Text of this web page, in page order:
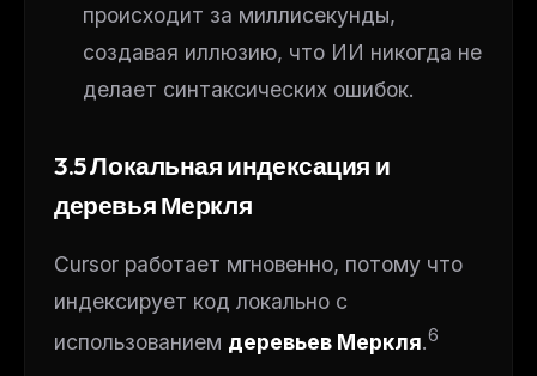
происходит за миллисекунды,
создавая иллюзию, что ИИ никогда не
делает синтаксических ошибок.
3.5 Локальная индексация и
деревья Меркля
Cursor работает мгновенно, потому что
индексирует код локально с
использованием деревьев Меркля.6